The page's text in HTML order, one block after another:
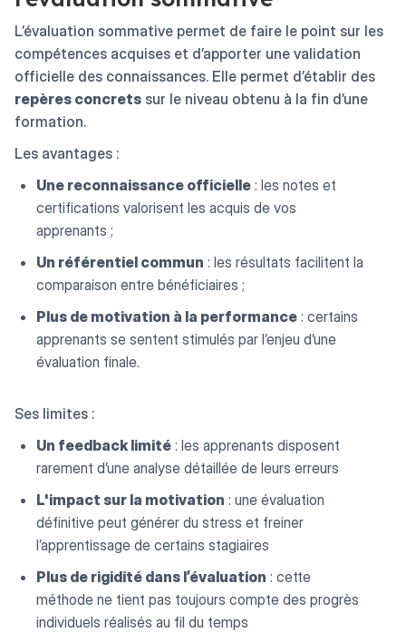
L’évaluation sommative permet de faire le point sur les
compétences acquises et d’apporter une validation
officielle des connaissances. Elle permet d’établir des
repères concrets sur le niveau obtenu à la fin d’une
formation.
Les avantages :
Une reconnaissance officielle : les notes et
certifications valorisent les acquis de vos
apprenants ;
Un référentiel commun : les résultats facilitent la
comparaison entre bénéficiaires ;
Plus de motivation à la performance : certains
apprenants se sentent stimulés par l’enjeu d’une
évaluation finale.
Ses limites :
Un feedback limité : les apprenants disposent
rarement d’une analyse détaillée de leurs erreurs
L'impact sur la motivation : une évaluation
définitive peut générer du stress et freiner
l’apprentissage de certains stagiaires
Plus de rigidité dans l’évaluation : cette
méthode ne tient pas toujours compte des progrès
individuels réalisés au fil du temps